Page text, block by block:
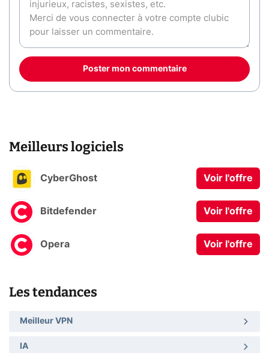
Poster mon commentaire
Meilleurs logiciels
CyberGhost Voir l'offre
Bitdefender Voir l'offre
Opera Voir l'offre
Les tendances
Meilleur VPN
IA